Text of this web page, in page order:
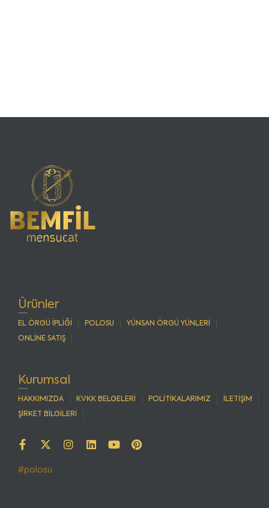
Ürünler
EL ÖRGÜ İPLİĞİ POLOSU YÜNSAN ÖRGÜ YÜNLERİ
ONLİNE SATIŞ
Kurumsal
HAKKIMIZDA KVKK BELGELERİ POLİTİKALARIMIZ İLETİŞİM
ŞİRKET BİLGİLERİ
#polosu